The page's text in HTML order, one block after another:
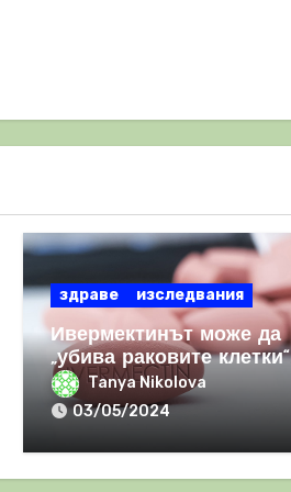
здраве изследвания
Ивермектинът може да
„убива раковите клетки“
и да засилва имунния
отговор
Tanya Nikolova
03/05/2024